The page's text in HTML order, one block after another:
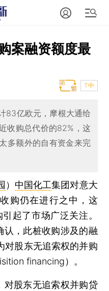
案融资额度最
T中
83亿欧元，摩根大通给
收购总代价的82%，这
多额外的自有资金来完
） 中国化工集团对意大
购仍在进行之中，这
起了市场广泛关注。
认，此桩收购涉及的融
对股东无追索权的并购
financing）。
股东无追索权并购贷